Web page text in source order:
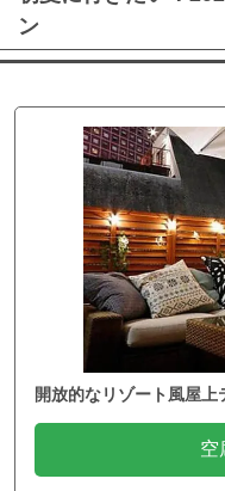
ン
開放的なリゾート風屋
空